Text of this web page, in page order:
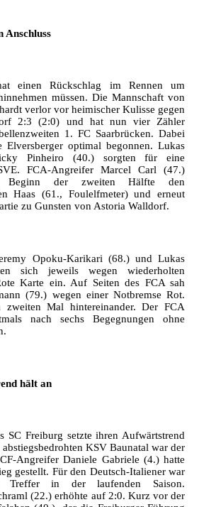
Anschluss
einen Rückschlag im Rennen um
müssen. Die Mannschaft von
verlor vor heimischer Kulisse gegen
2:3 (2:0) und hat nun vier Zähler
1. FC Saarbrücken. Dabei
optimal begonnen. Lukas
Pinheiro (40.) sorgten für eine
FCA-Angreifer Marcel Carl (47.)
Beginn der zweiten Hälfte den
Haas (61., Foulelfmeter) und erneut
zu Gunsten von Astoria Walldorf.
Opoku-Karikari (68.) und Lukas
sich jeweils wegen wiederholten
Karte ein. Auf Seiten des FCA sah
(79.) wegen einer Notbremse Rot.
zweiten Mal hintereinander. Der FCA
nach sechs Begegnungen ohne
hält an
SC Freiburg setzte ihren Aufwärtstrend
KSV Baunatal war der
Angreifer Daniele Gabriele (4.) hatte
gestellt. Für den Deutsch-Italiener war
in der laufenden Saison.
(22.) erhöhte auf 2:0. Kurz vor der